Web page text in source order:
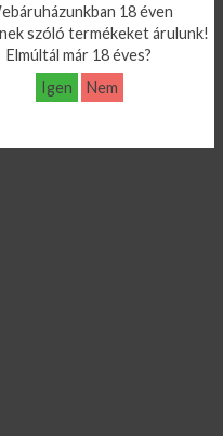
18 éven
szóló termékeket árulunk!
Elmúltál már 18 éves?
Igen
Nem